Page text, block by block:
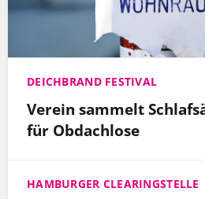
DEICHBRAND FESTIVAL
Verein sammelt
für Obdachlose
HAMBURGER CLEARINGSTELLE